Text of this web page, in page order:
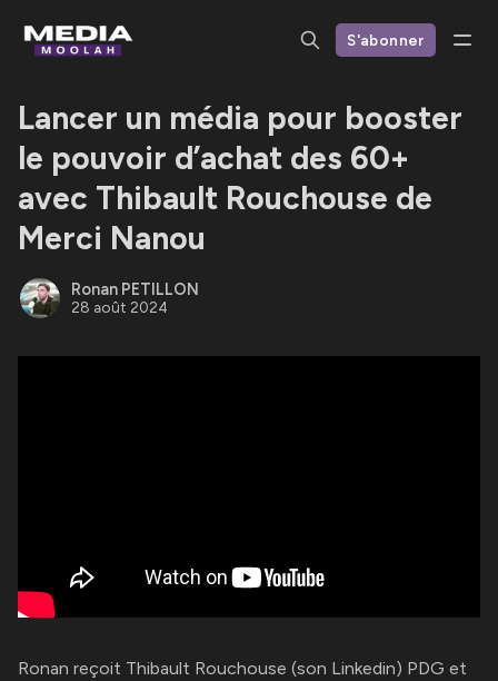
S'abonner
Lancer un média pour booster
le pouvoir d’achat des 60+
avec Thibault Rouchouse de
Merci Nanou
Ronan PETILLON
28 août 2024
Ronan reçoit Thibault Rouchouse (son Linkedin) PDG et